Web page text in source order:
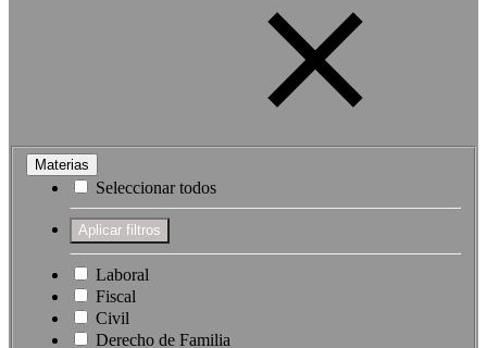
Materias
Seleccionar todos
Laboral
Fiscal
Civil
Derecho de Familia